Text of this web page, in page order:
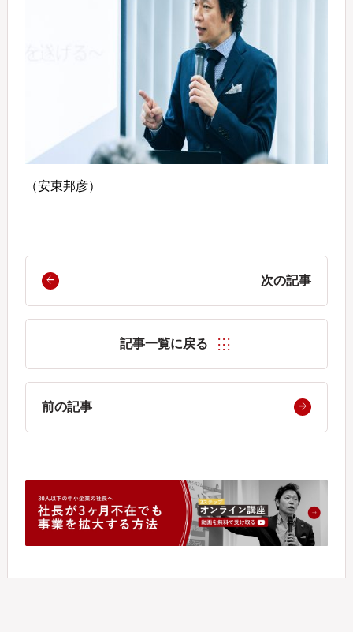
（安東邦彦）
次の記事
記事一覧に戻る
前の記事